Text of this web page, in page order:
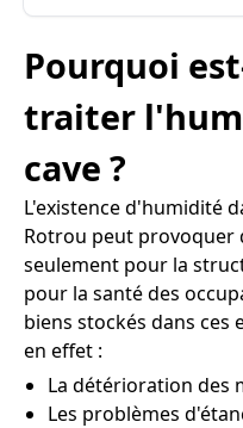
Pourquoi
traiter
cave ?
L'existence d'humidité
Rotrou peut provoquer
seulement pour la
pour la santé des
biens stockés dans ces
en effet :
La détérioration des
Les problèmes